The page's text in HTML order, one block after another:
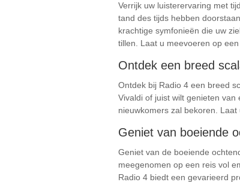
Verrijk uw luisterervaring met
tand des tijds hebben
krachtige symfonieën die uw
tillen. Laat u meevoeren op
Ontdek een breed
Ontdek bij Radio 4 een breed
Vivaldi of juist wilt genieten
nieuwkomers zal bekoren.
Geniet van boeiende
Geniet van de boeiende
meegenomen op een reis vol
Radio 4 biedt een gevarieerd